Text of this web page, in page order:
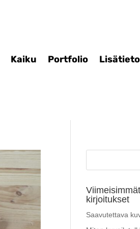
Kaiku Portfolio
Haku:
Viimeisimmät
kirjoitukset
Saavutettava